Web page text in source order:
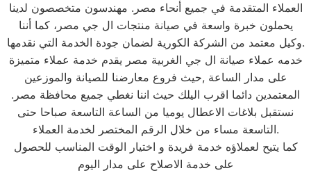
العملاء المتقدمة في جميع أنحاء مصر. مهندسون متخصصون لدينا
يحملون خبرة واسعة في صيانة منتجات ال جي مصر، كما أننا
وكيل معتمد من الشركة الكورية لضمان جودة الخدمة التي نقدمها.
خدمه عملاء صيانة ال جي الغربية مصر يقدم خدمة عملاء متميزة
على مدار الساعة ,حيث فروع معارضنا للصيانة والموزعين
المعتمدين دائما اقرب اليلك حيث اننا نغطي جميع محافظة مصر.
نستقبل بلاغات الاعطال يوميا من الساعة التاسعة صباحا حتى
التاسعة مساء من خلال الرقم المختصر لخدمة العملاء.
كما يتيح لعملاؤه خدمة فريدة و اختيار الوقت المناسب للحصول
على خدمة الاصلاح على مدار اليوم